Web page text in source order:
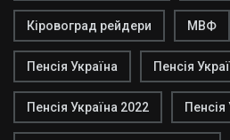
Кіровоград рейдери МВФ
Пенсія Україна Пенсія
Пенсія Україна 2022 Пенсія